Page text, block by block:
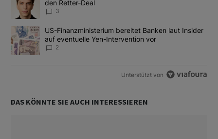
den Retter-Deal
3
Ein Trendartikel mit dem Titel "US-Finanzministerium bereitet
US-Finanzministerium bereitet Banken laut Insider
auf eventuelle Yen-Intervention vor
2
Unterstützt von
DAS KÖNNTE SIE AUCH INTERESSIEREN